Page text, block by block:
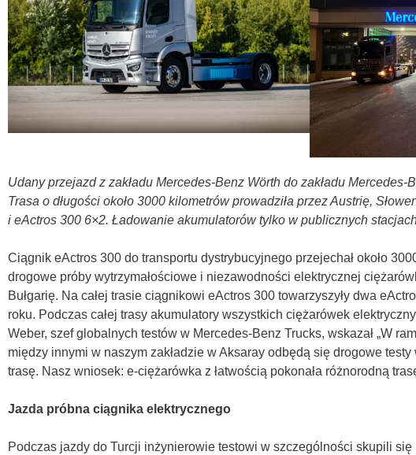
Udany przejazd z zakładu Mercedes-Benz Wörth do zakładu
Trasa o długości około 3000 kilometrów prowadziła przez Austrię,
i eActros 300 6×2. Ładowanie akumulatorów tylko w publicznych
Ciągnik eActros 300 do transportu dystrybucyjnego przejechał około
drogowe próby wytrzymałościowe i niezawodności elektrycznej
Bułgarię. Na całej trasie ciągnikowi eActros 300 towarzyszyły dwa
roku. Podczas całej trasy akumulatory wszystkich ciężarówek
Weber, szef globalnych testów w Mercedes-Benz Trucks, wskazał „W
między innymi w naszym zakładzie w Aksaray odbędą się drogowe
trasę. Nasz wniosek: e-ciężarówka z łatwością pokonała różnorodną
Jazda próbna ciągnika elektrycznego
Podczas jazdy do Turcji inżynierowie testowi w szczególności skupili